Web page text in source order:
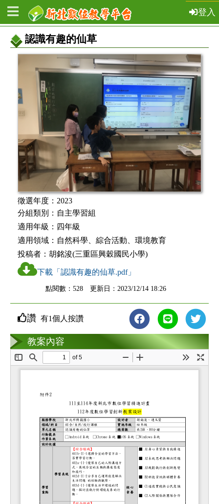
登入
認識有趣的仙草
教
基
本
訊
徵選年度： 2023
分組類別： 自主學習組
適用年級： 四年級
適用領域： 自然科學、綜合活動、環境教育
投稿者： 胡銘浚(三重區興穀國民小學)
下載「認識有趣的仙草.pdf」
點閱數：528 更新日：2023/12/14 18:26
教案互動
讚 有1個人按讚
教案內容